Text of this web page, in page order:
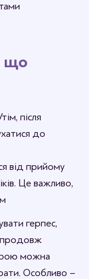
що
після
до
від прийому
Це важливо,
герпес,
можна
Особливо –